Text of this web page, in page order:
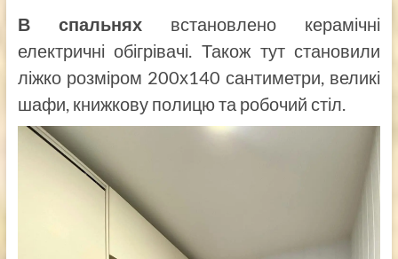
В спальняхвстановлено керамічні
електричні обігрівачі. Також тут становили
ліжко розміром 200х140 сантиметри, великі
шафи, книжкову полицю та робочий стіл.